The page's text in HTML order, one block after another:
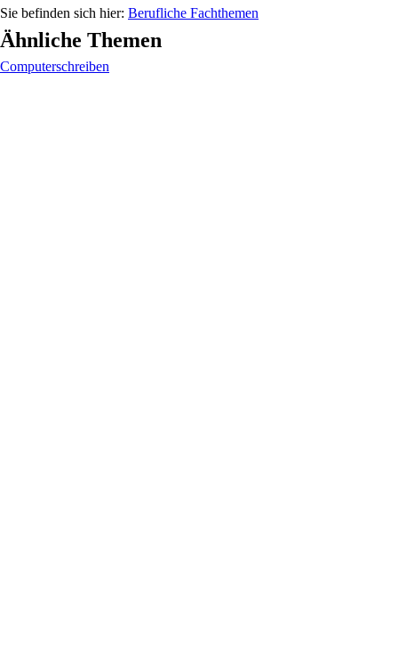
Berufliche Fachthemen
Ähnliche Themen
Computerschreiben